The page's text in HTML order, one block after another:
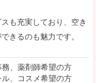
も充実しており、空き
きるのも魅力です。
務、薬剤師希望の方
ル、コスメ希望の方